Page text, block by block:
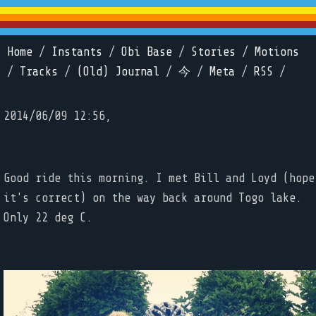
Home / Instants / Obi Base / Stories /
Motions
/ Tracks / (Old) Journal / 今 / Meta / RSS /
2014/06/09 12:56,
Good ride this morning. I met Bill and Loyd (hope
it's correct) on the way back around Togo lake.
Only 22 deg C.